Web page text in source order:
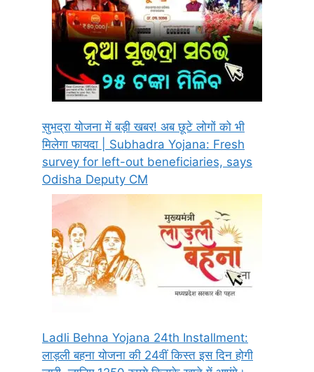
सुभद्रा योजना में बड़ी खबर! अब छूटे लोगों को भी
मिलेगा फायदा | Subhadra Yojana: Fresh
survey for left-out beneficiaries, says
Odisha Deputy CM
Ladli Behna Yojana 24th Installment:
लाड़ली बहना योजना की 24वीं किस्त इस दिन होगी